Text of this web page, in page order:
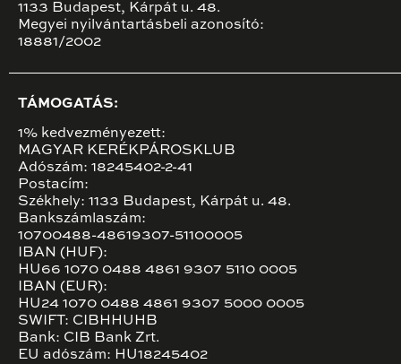
1133 Budapest, Kárpát u. 48.
Megyei nyilvántartásbeli azonosító:
18881/2002
TÁMOGATÁS:
1% kedvezményezett:
MAGYAR KERÉKPÁROSKLUB
Adószám: 18245402-2-41
Postacím:
Székhely: 1133 Budapest, Kárpát u. 48.
Bankszámlaszám:
10700488-48619307-51100005
IBAN (HUF):
HU66 1070 0488 4861 9307 5110 0005
IBAN (EUR):
HU24 1070 0488 4861 9307 5000 0005
SWIFT: CIBHHUHB
Bank: CIB Bank Zrt.
EU adószám: HU18245402